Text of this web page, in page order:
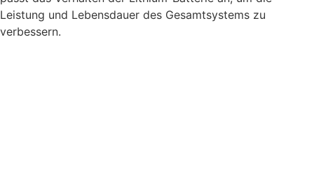
Leistung und Lebensdauer des Gesamtsystems zu
verbessern.